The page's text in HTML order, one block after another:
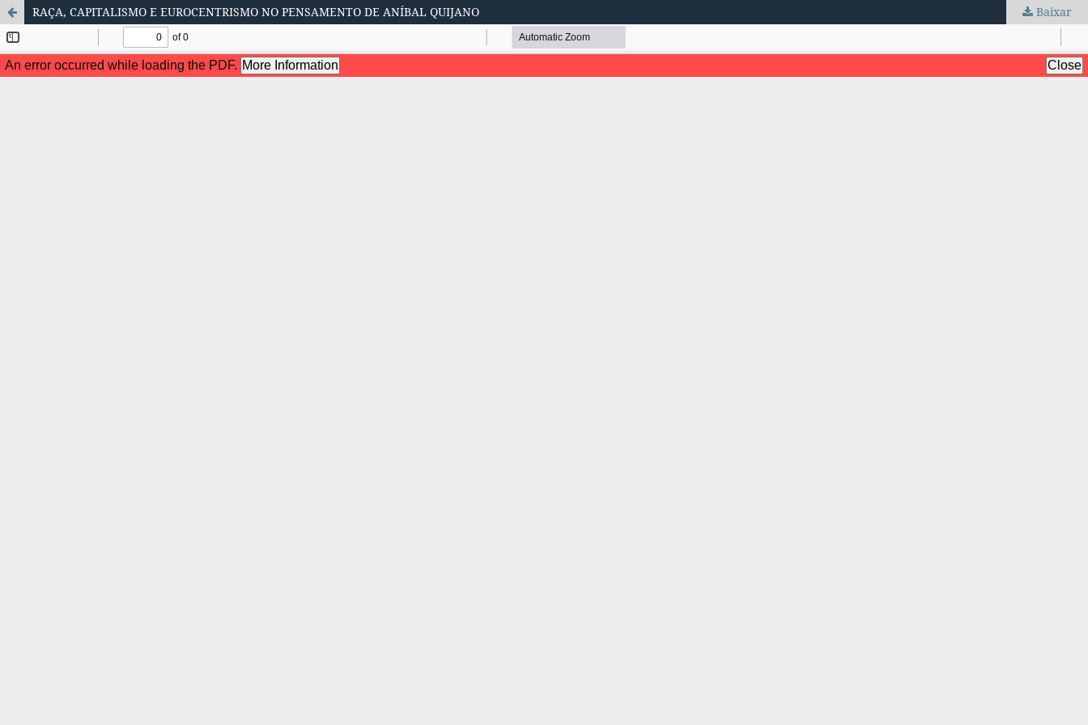
RAÇA, CAPITALISMO E EUROCENTRISMO NO PENSAMENTO DE ANÍBAL QUIJANO Baixar